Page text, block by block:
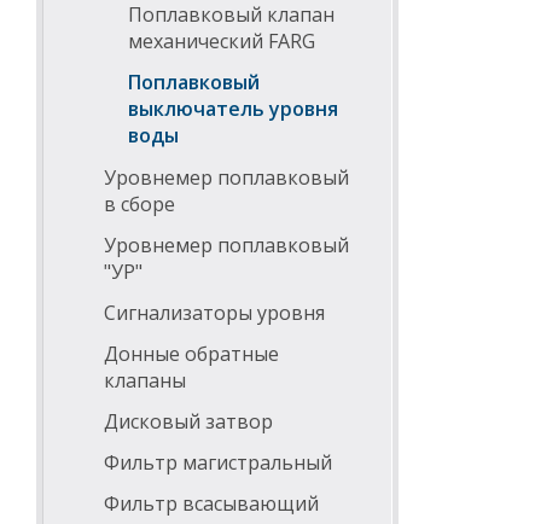
Поплавковый клапан
механический FARG
Поплавковый
выключатель уровня
воды
Уровнемер поплавковый
в сборе
Уровнемер поплавковый
"УР"
Сигнализаторы уровня
Донные обратные
клапаны
Дисковый затвор
Фильтр магистральный
Фильтр всасывающий